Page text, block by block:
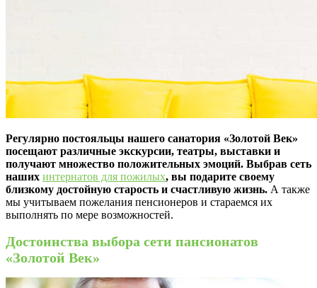
Регулярно постояльцы нашего санатория «Золотой Век»
посещают различные экскурсии, театры, выставки и
получают множество положительных эмоций. Выбрав сеть
наших интернатов для пожилых, вы подарите своему
близкому достойную старость и счастливую жизнь. А также
мы учитываем пожелания пенсионеров и стараемся их
выполнять по мере возможностей.
Достоинства выбора сети пансионатов
«Золотой Век»